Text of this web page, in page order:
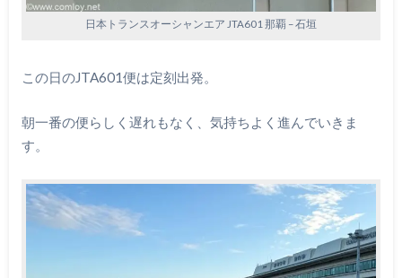
日本トランスオーシャンエア JTA601 那覇 – 石垣
この日のJTA601便は定刻出発。
朝一番の便らしく遅れもなく、気持ちよく進んでいきま
す。